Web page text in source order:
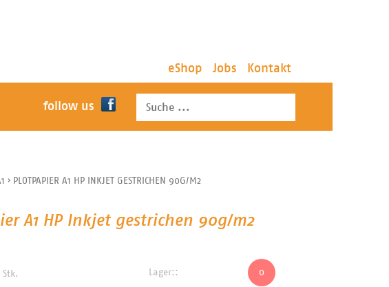
eShop Jobs Kontakt
follow us
› PLOTPAPIER A1 HP INKJET GESTRICHEN 90G/M2
A1 HP Inkjet gestrichen 90g/m2
Stk. Lager:: 0